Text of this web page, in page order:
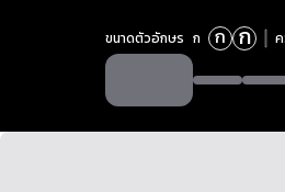
ขนาดตัวอักษร ก ก ก